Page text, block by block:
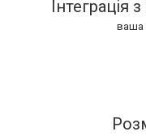
Інтеграція
ваша